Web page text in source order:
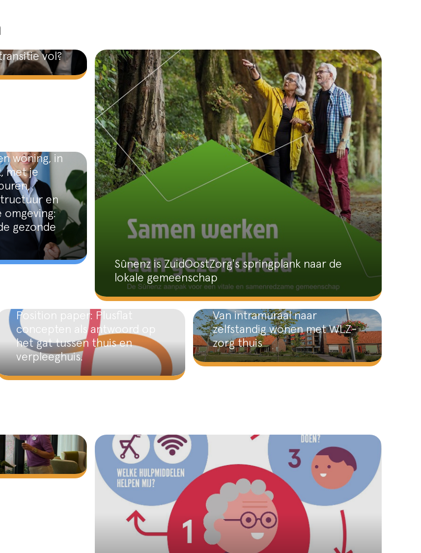
vol?
woning, in
met je
en
omgeving:
gezonde
Sûnenz is ZuidOostZorg's springplank naar de
lokale gemeenschap
Position paper: Plusflat
concepten als antwoord op
het gat tussen thuis en
verpleeghuis.
Van intramuraal naar
zelfstandig wonen met WLZ-
zorg thuis